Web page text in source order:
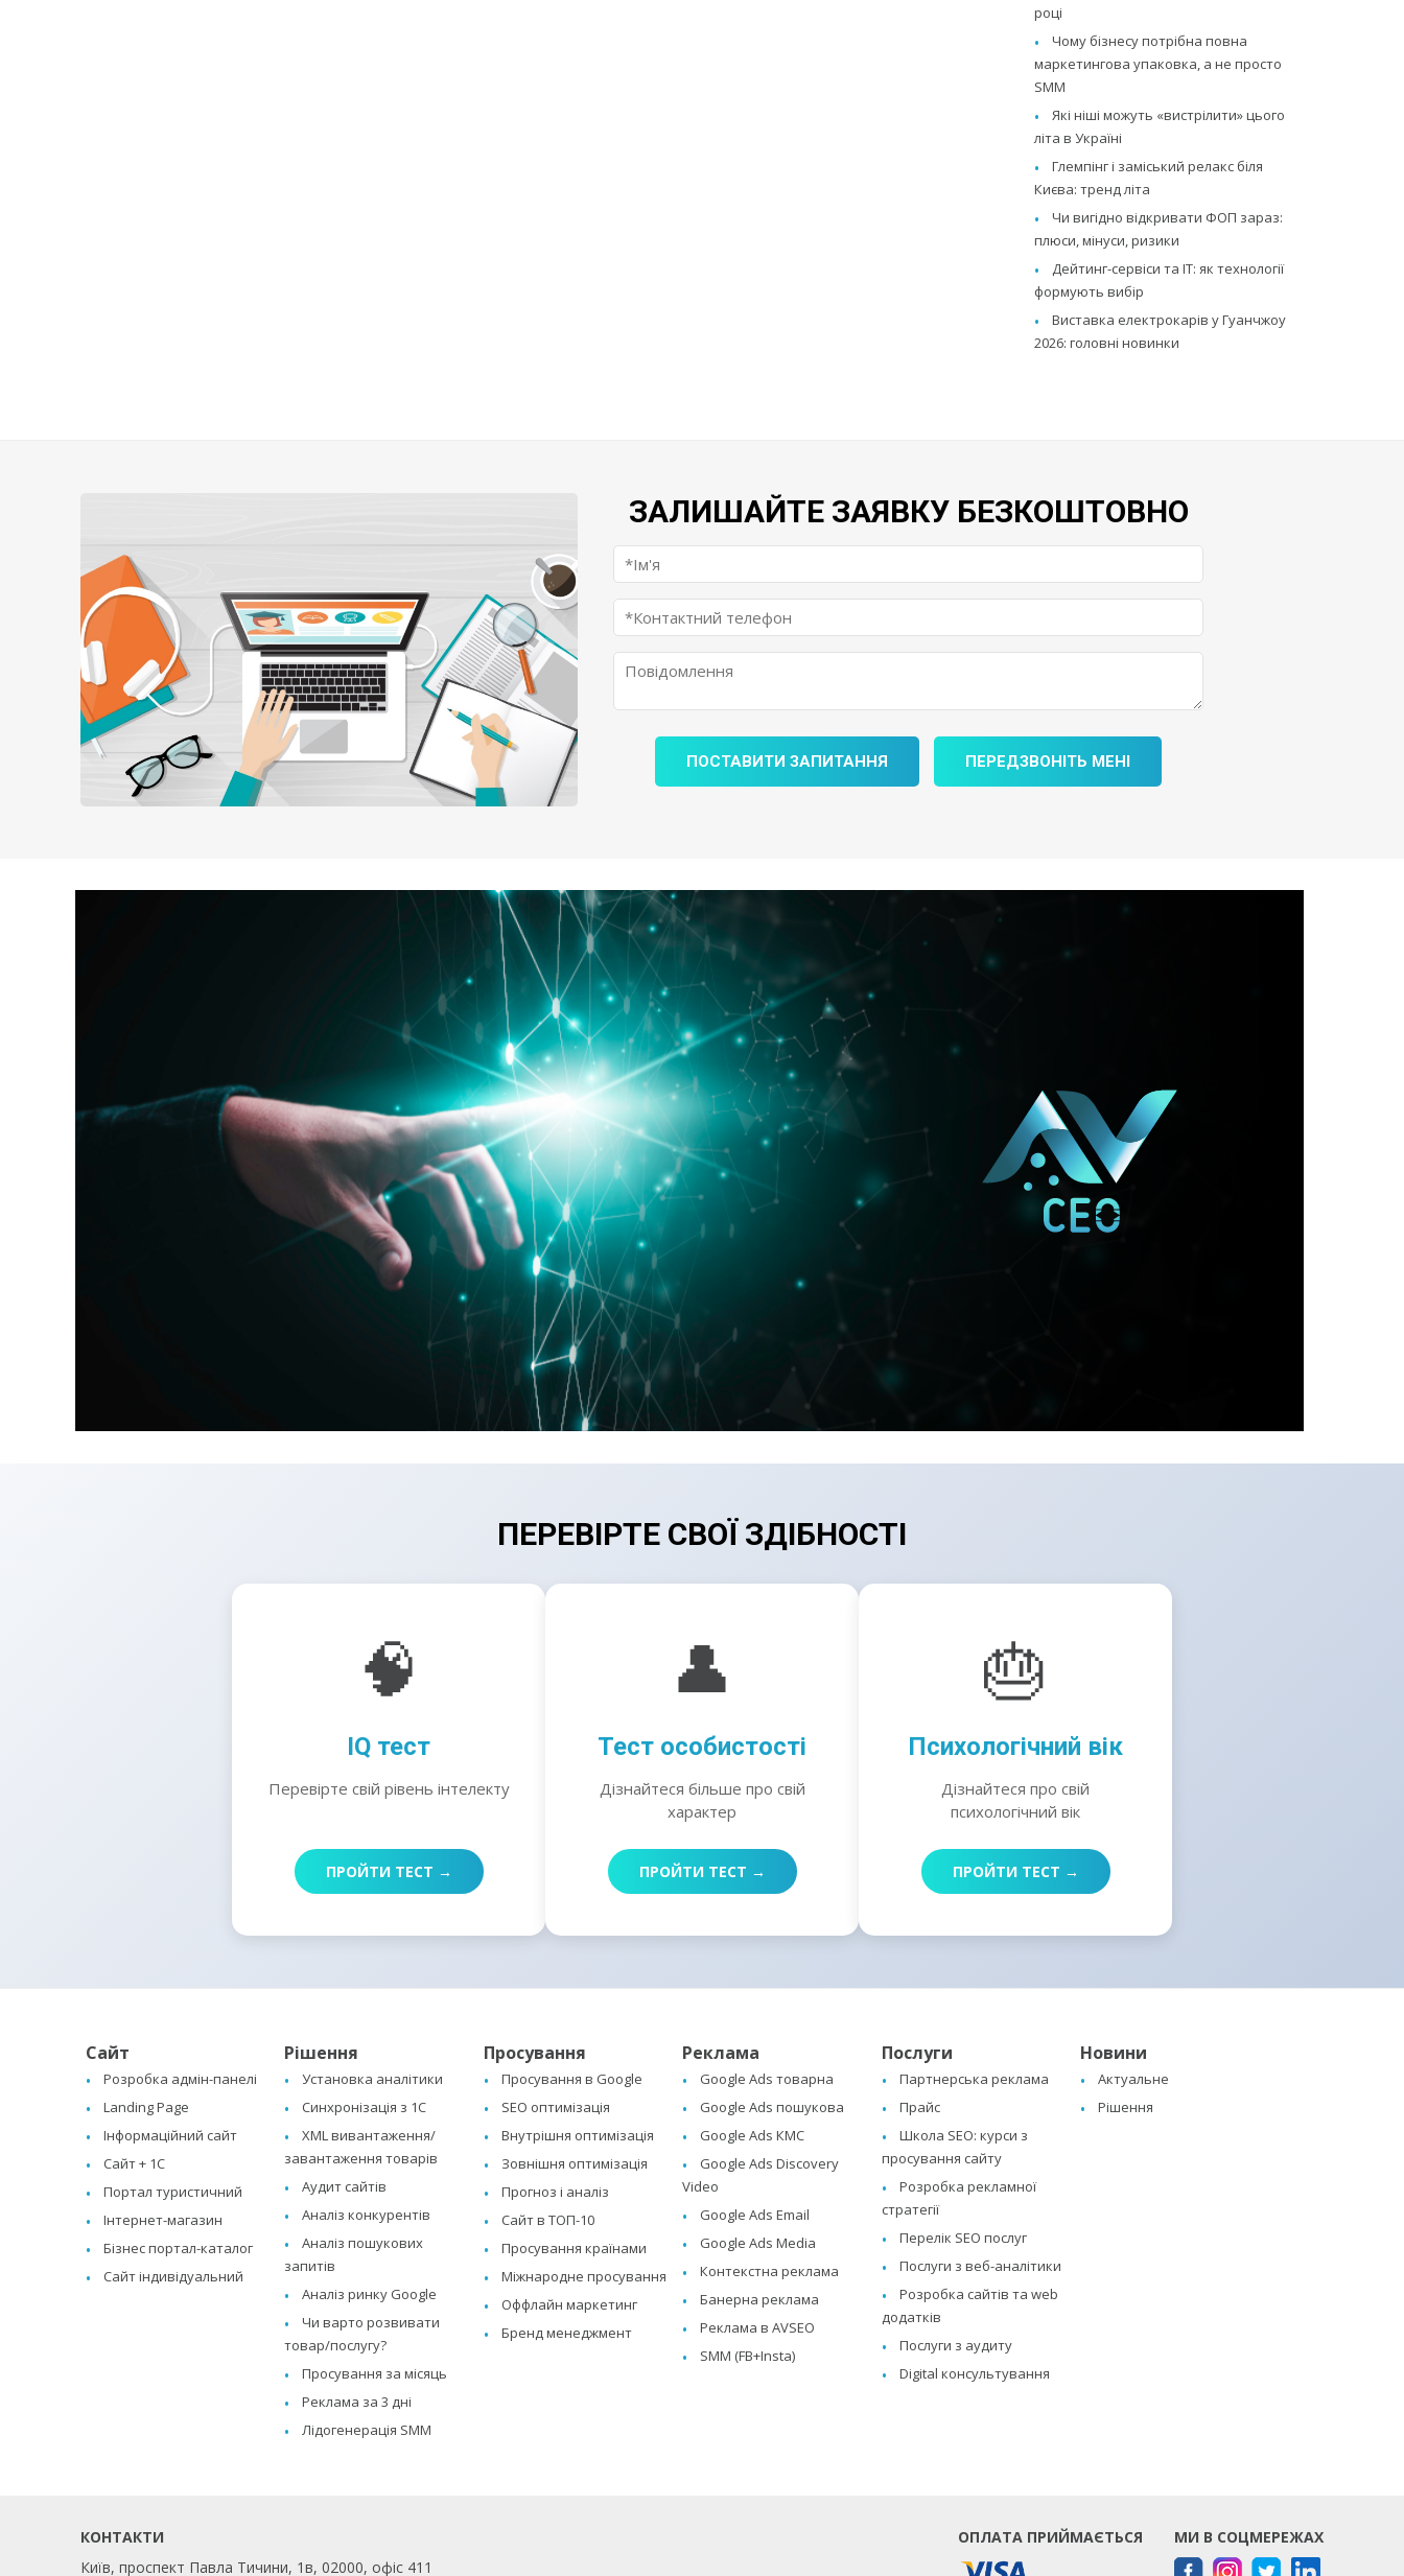
році
Чому бізнесу потрібна повна
маркетингова упаковка, а не просто
SMM
Які ніші можуть «вистрілити» цього
літа в Україні
Глемпінг і заміський релакс біля
Києва: тренд літа
Чи вигідно відкривати ФОП зараз:
плюси, мінуси, ризики
Дейтинг-сервіси та IT: як технології
формують вибір
Виставка електрокарів у Гуанчжоу
2026: головні новинки
ЗАЛИШАЙТЕ ЗАЯВКУ БЕЗКОШТОВНО
ПОСТАВИТИ ЗАПИТАННЯ ПЕРЕДЗВОНІТЬ МЕНІ
ПЕРЕВІРТЕ СВОЇ ЗДІБНОСТІ
🧠
IQ тест
Перевірте свій рівень інтелекту
ПРОЙТИ ТЕСТ →
👤
Тест особистості
Дізнайтеся більше про свій
характер
ПРОЙТИ ТЕСТ →
🎂
Психологічний вік
Дізнайтеся про свій
психологічний вік
ПРОЙТИ ТЕСТ →
Сайт
Розробка адмін-панелі
Landing Page
Інформаційний сайт
Сайт + 1C
Портал туристичний
Інтернет-магазин
Бізнес портал-каталог
Сайт індивідуальний
Рішення
Установка аналітики
Синхронізація з 1C
XML вивантаження/
завантаження товарів
Аудит сайтів
Аналіз конкурентів
Аналіз пошукових
запитів
Аналіз ринку Google
Чи варто розвивати
товар/послугу?
Просування за місяць
Реклама за 3 дні
Лідогенерація SMM
Просування
Просування в Google
SEO оптимізація
Внутрішня оптимізація
Зовнішня оптимізація
Прогноз і аналіз
Сайт в ТОП-10
Просування країнами
Міжнародне просування
Оффлайн маркетинг
Бренд менеджмент
Реклама
Google Ads товарна
Google Ads пошукова
Google Ads КМС
Google Ads Discovery
Video
Google Ads Email
Google Ads Media
Контекстна реклама
Банерна реклама
Реклама в AVSEO
SMM (FB+Insta)
Послуги
Партнерська реклама
Прайс
Школа SEO: курси з
просування сайту
Розробка рекламної
стратегії
Перелік SEO послуг
Послуги з веб-аналітики
Розробка сайтів та web
додатків
Послуги з аудиту
Digital консультування
Новини
Актуальне
Рішення
КОНТАКТИ
Київ, проспект Павла Тичини, 1в, 02000, офіс 411
МИ В СОЦМЕРЕЖАХ
ОПЛАТА ПРИЙМАЄТЬСЯ